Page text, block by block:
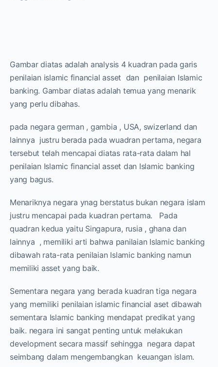
Gambar diatas adalah analysis 4 kuadran pada garis
penilaian islamic financial asset dan penilaian Islamic
banking. Gambar diatas adalah temua yang menarik
yang perlu dibahas.
pada negara german , gambia , USA, swizerland dan
lainnya justru berada pada wuadran pertama, negara
tersebut telah mencapai diatas rata-rata dalam hal
penilaian Islamic financial asset dan Islamic banking
yang bagus.
Menariknya negara ynag berstatus bukan negara islam
justru mencapai pada kuadran pertama. Pada
quadran kedua yaitu Singapura, rusia , ghana dan
lainnya , memiliki arti bahwa panilaian Islamic banking
dibawah rata-rata penilaian Islamic banking namun
memiliki asset yang baik.
Sementara negara yang berada kuadran tiga negara
yang memiliki penilaian islamic financial aset dibawah
sementara Islamic banking mendapat predikat yang
baik. negara ini sangat penting untuk melakukan
development secara massif sehingga negara dapat
seimbang dalam mengembangkan keuangan islam.